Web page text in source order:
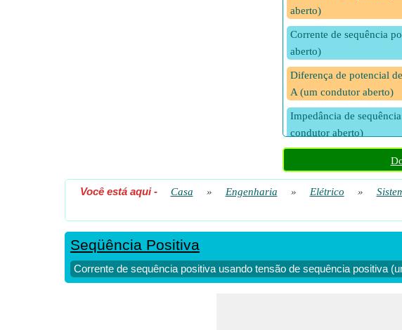
aberto)
Corrente de sequência
aberto)
Diferença de potencial
A (um condutor aberto)
Impedância de
condutor aberto)
Tensão de sequência
condutor aberto)
Você está aqui- Casa » Engenharia » Elétrico »
Seqüência Positiva
Corrente de sequência positiva usando tensão de sequência positiva